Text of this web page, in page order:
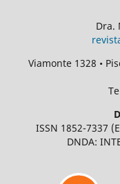
Dra.
Viamonte 1328 •
ISSN 1852-7337
DNDA: